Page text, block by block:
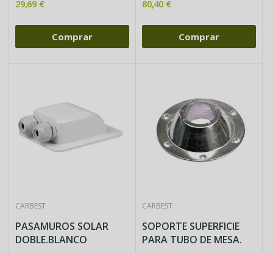
29,69 €
Comprar
80,40 €
Comprar
CARBEST
PASAMUROS SOLAR
DOBLE.BLANCO
CARBEST
SOPORTE SUPERFICIE
PARA TUBO DE MESA.